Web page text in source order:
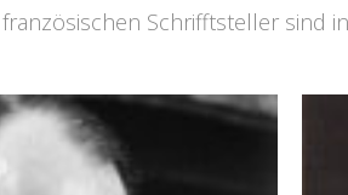
Schrifftsteller sind